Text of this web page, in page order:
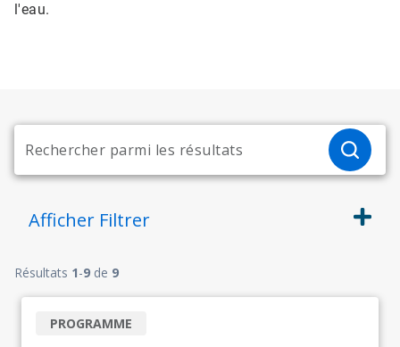
l'eau.
Afficher Filtrer
Résultats 1-9 de 9
PROGRAMME